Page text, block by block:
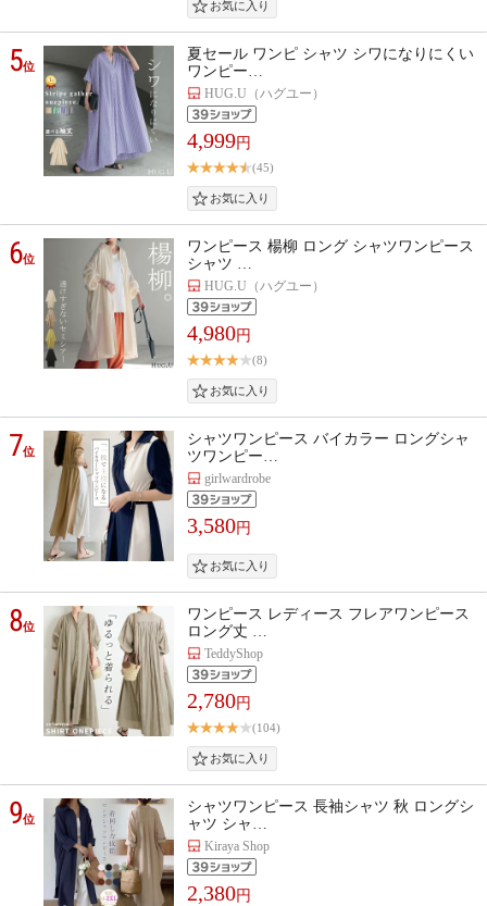
5位
夏セール ワンピ シャツ シワになりにくい
ワンピー…
HUG.U（ハグユー）
4,999円
(45)
6位
ワンピース 楊柳 ロング シャツワンピース
シャツ …
HUG.U（ハグユー）
4,980円
(8)
7位
シャツワンピース バイカラー ロングシャ
ツワンピー…
girlwardrobe
3,580円
8位
ワンピース レディース フレアワンピース
ロング丈 …
TeddyShop
2,780円
(104)
9位
シャツワンピース 長袖シャツ 秋 ロングシ
ャツ シャ…
Kiraya Shop
2,380円